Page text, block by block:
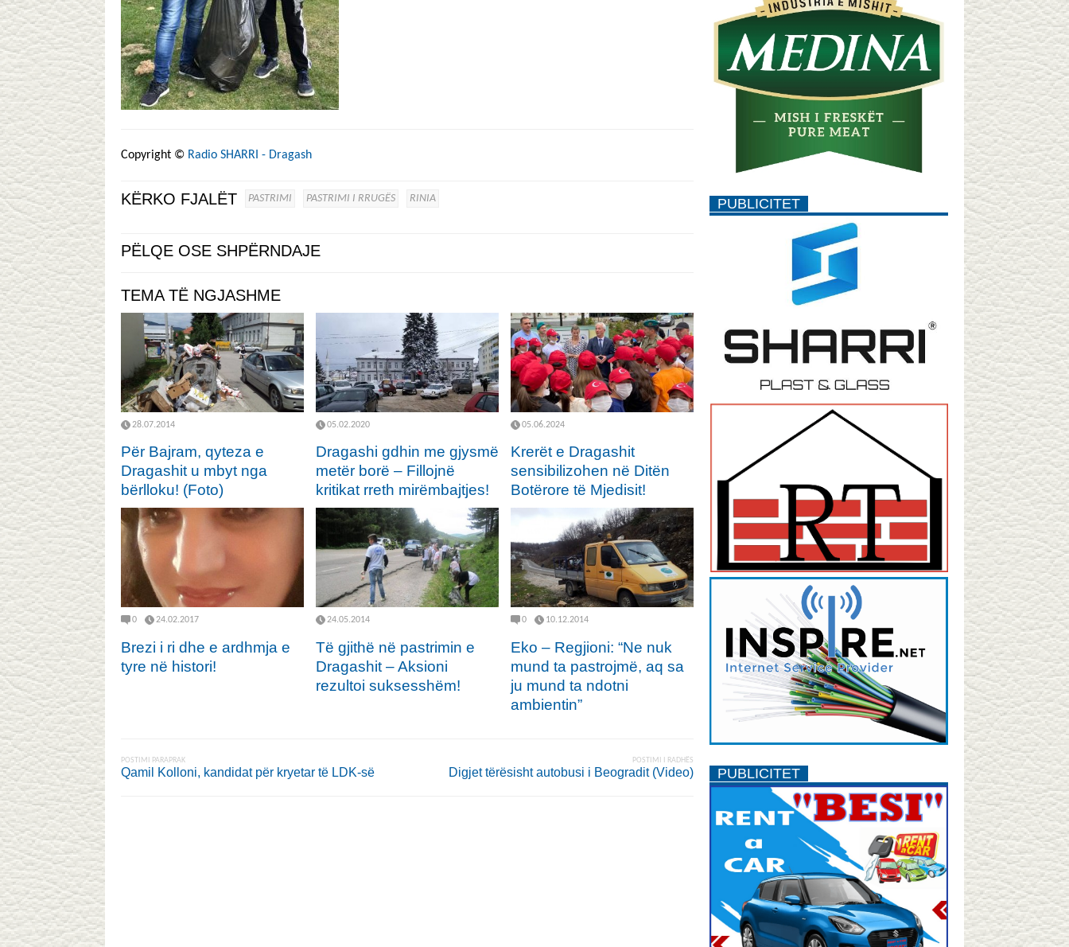
Copyright © Radio SHARRI - Dragash
KËRKO FJALËT PASTRIMI PASTRIMI I RRUGËS RINIA
PËLQE OSE SHPËRNDAJE
TEMA TË NGJASHME
28.07.2014
Për Bajram, qyteza e
Dragashit u mbyt nga
bërlloku! (Foto)
05.02.2020
Dragashi gdhin me gjysmë
metër borë – Fillojnë
kritikat rreth mirëmbajtjes!
05.06.2024
Krerët e Dragashit
sensibilizohen në Ditën
Botërore të Mjedisit!
0 24.02.2017
Brezi i ri dhe e ardhmja e
tyre në histori!
24.05.2014
Të gjithë në pastrimin e
Dragashit – Aksioni
rezultoi suksesshëm!
0 10.12.2014
Eko – Regjioni: “Ne nuk
mund ta pastrojmë, aq sa
ju mund ta ndotni
ambientin”
POSTIMI PARAPRAK
Qamil Kolloni, kandidat për kryetar të LDK-së
POSTIMI I RADHËS
Digjet tërësisht autobusi i Beogradit (Video)
PUBLICITET
PUBLICITET